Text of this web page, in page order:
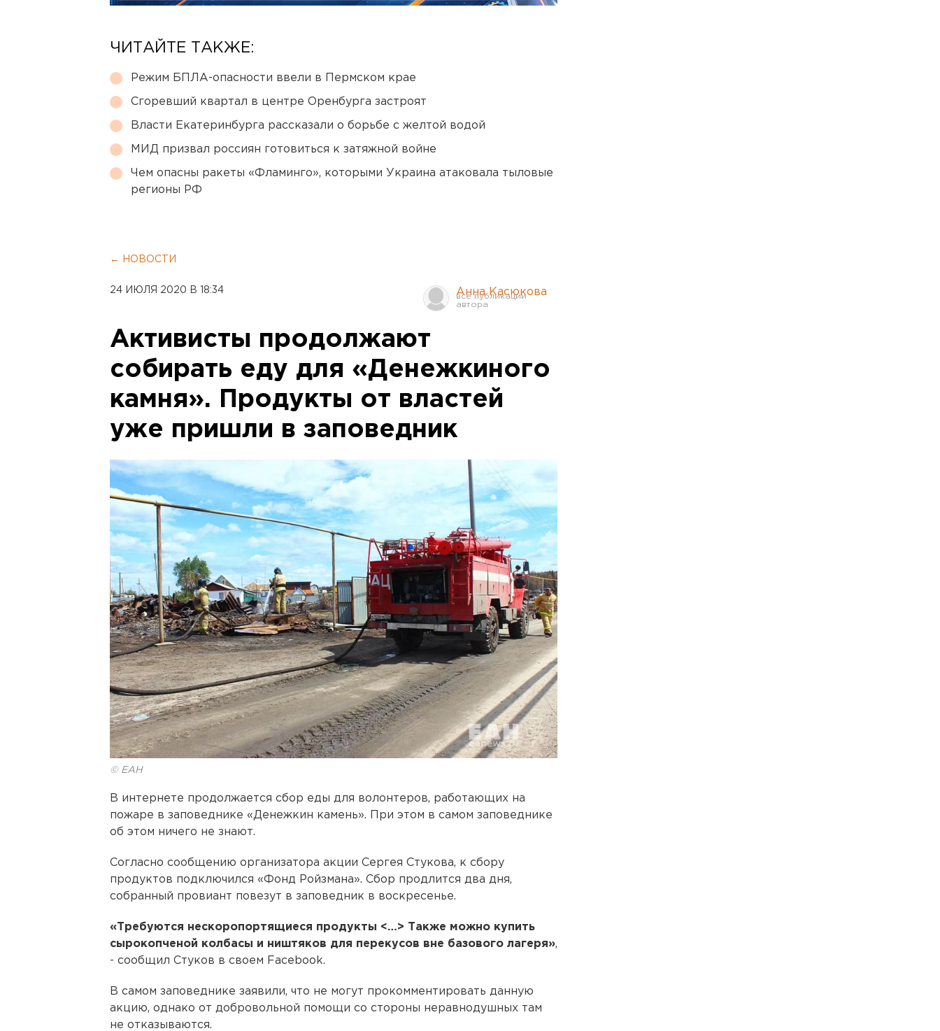
ЧИТАЙТЕ ТАКЖЕ:
Режим БПЛА-опасности ввели в Пермском крае
Сгоревший квартал в центре Оренбурга застроят
Власти Екатеринбурга рассказали о борьбе с желтой водой
МИД призвал россиян готовиться к затяжной войне
Чем опасны ракеты «Фламинго», которыми Украина атаковала тыловые
регионы РФ
← НОВОСТИ
24 ИЮЛЯ 2020 В 18:34 Анна Касюкова
Активисты продолжают
собирать еду для «Денежкиного
камня». Продукты от властей
уже пришли в заповедник
© ЕАН
В интернете продолжается сбор еды для волонтеров, работающих на
пожаре в заповеднике «Денежкин камень». При этом в самом заповеднике
об этом ничего не знают.
Согласно сообщению организатора акции Сергея Стукова, к сбору
продуктов подключился «Фонд Ройзмана». Сбор продлится два дня,
собранный провиант повезут в заповедник в воскресенье.
«Требуются нескоропортящиеся продукты <…> Также можно купить
сырокопченой колбасы и ништяков для перекусов вне базового лагеря»,
- сообщил Стуков в своем Facebook.
В самом заповеднике заявили, что не могут прокомментировать данную
акцию, однако от добровольной помощи со стороны неравнодушных там
не отказываются.